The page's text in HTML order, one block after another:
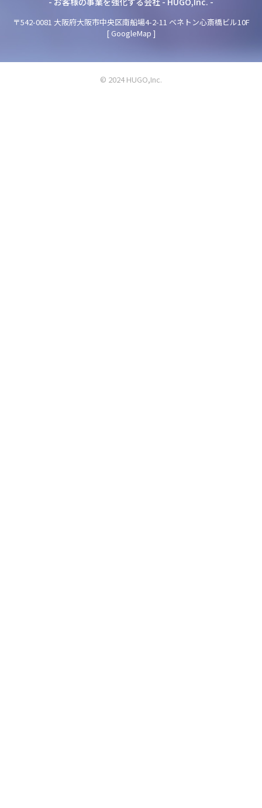
〒542-0081 大阪府大阪市中央区南船場4-2-11 ベネトン心斎橋ビル10F
[ GoogleMap ]
© 2024 HUGO,Inc.